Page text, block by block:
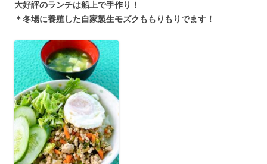
大好評のランチは船上で手作り！
＊冬場に養殖した自家製生モズクももりもりでます！